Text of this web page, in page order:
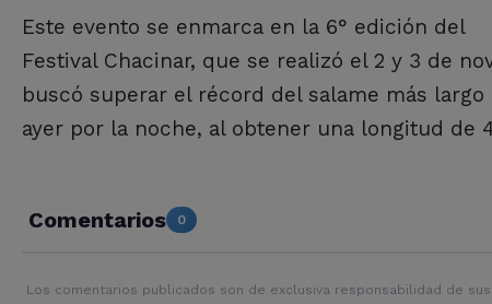
Este evento se enmarca en la 6° edición del
Festival Chacinar, que se realizó el 2 y 3 de
buscó superar el récord del salame más
ayer por la noche, al obtener una longitud de
Comentarios 0
Los comentarios publicados son de exclusiva responsabilidad de